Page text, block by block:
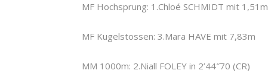
MF Hochsprung: 1.Chloé SCHMIDT mit 1,51m
MF Kugelstossen: 3.Mara HAVE mit 7,83m
MM 1000m: 2.Niall FOLEY in 2’44″70 (CR)